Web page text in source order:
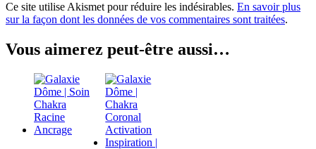
Ce site utilise Akismet pour réduire les indésirables. En savoir plus
sur la façon dont les données de vos commentaires sont traitées.
Vous aimerez peut-être aussi…